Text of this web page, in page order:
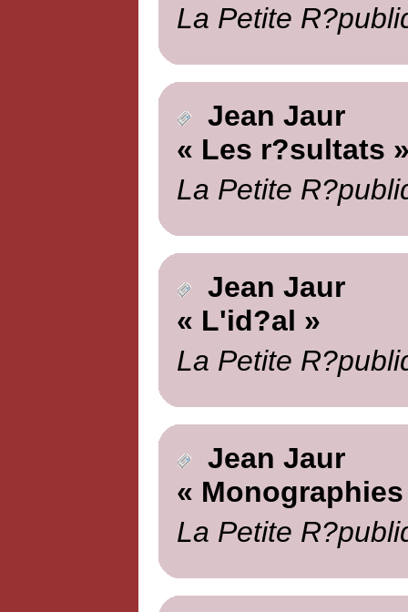
La Petite
Jean Jaur
« Les r?sultats
La Petite
Jean Jaur
« L'id?al »
La Petite
Jean Jaur
« Monographies
La Petite